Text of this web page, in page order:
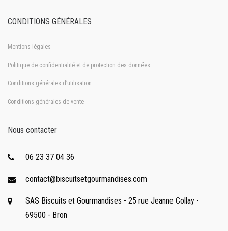
CONDITIONS GÉNÉRALES
Mentions légales
Politique de confidentialité et de protection des données
Conditions générales d’utilisation
Conditions générales de vente
Nous contacter
06 23 37 04 36
contact@biscuitsetgourmandises.com
SAS Biscuits et Gourmandises - 25 rue Jeanne Collay -
69500 - Bron